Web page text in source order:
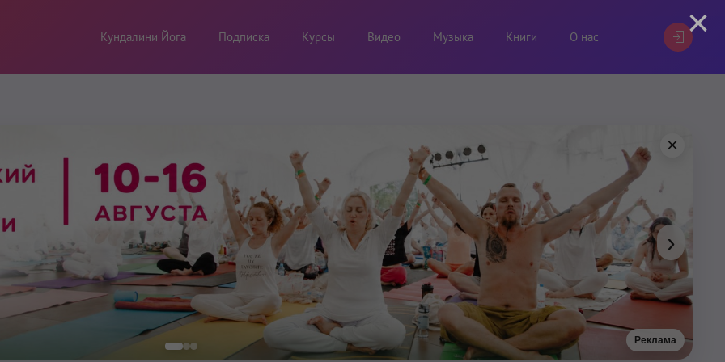
Кундалини Йога Подписка Курсы Видео Музыка Книги О нас
Реклама
×
›
×